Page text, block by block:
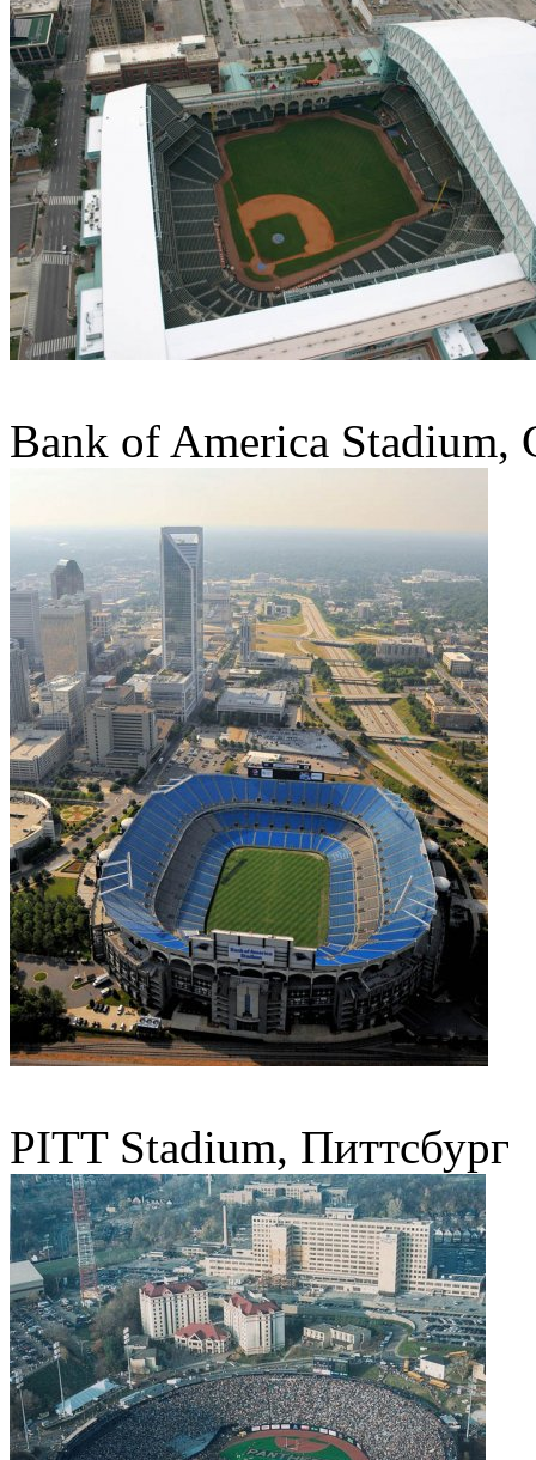
Bank of America Stadium,
PITT Stadium, Питтсбург